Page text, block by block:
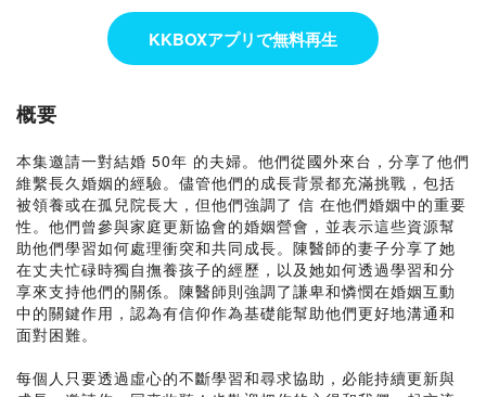
KKBOXアプリで無料再生
概要
本集邀請一對結婚 50年 的夫婦。他們從國外來台，分享了他們
維繫長久婚姻的經驗。儘管他們的成長背景都充滿挑戰，包括
被領養或在孤兒院長大，但他們強調了 信 在他們婚姻中的重要
性。他們曾參與家庭更新協會的婚姻營會，並表示這些資源幫
助他們學習如何處理衝突和共同成長。陳醫師的妻子分享了她
在丈夫忙碌時獨自撫養孩子的經歷，以及她如何透過學習和分
享來支持他們的關係。陳醫師則強調了謙卑和憐憫在婚姻互動
中的關鍵作用，認為有信仰作為基礎能幫助他們更好地溝通和
面對困難。
每個人只要透過虛心的不斷學習和尋求協助，必能持續更新與